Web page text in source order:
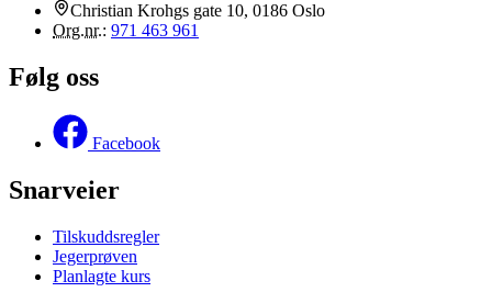
Christian Krohgs gate 10, 0186 Oslo
Org.nr.: 971 463 961
Følg oss
Facebook
Snarveier
Tilskuddsregler
Jegerprøven
Planlagte kurs